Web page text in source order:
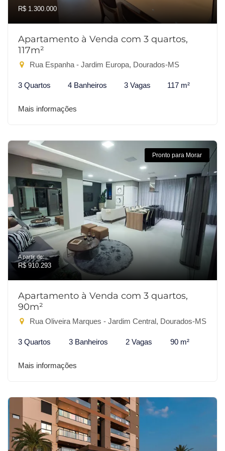
R$ 1.300.000
Apartamento à Venda com 3 quartos,
117m²
Rua Espanha - Jardim Europa, Dourados-MS
3 Quartos 4 Banheiros 3 Vagas 117 m²
Mais informações
Pronto para Morar
A partir de:
R$ 910.293
Apartamento à Venda com 3 quartos,
90m²
Rua Oliveira Marques - Jardim Central, Dourados-MS
3 Quartos 3 Banheiros 2 Vagas 90 m²
Mais informações